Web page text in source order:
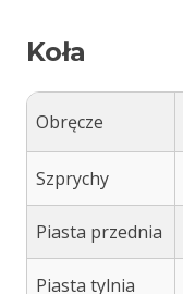
Koła
Obręcze
Szprychy
Piasta przednia
Piasta tylnia